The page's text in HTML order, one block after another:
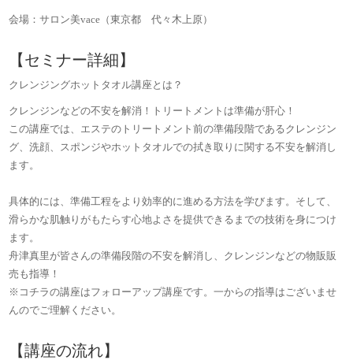
会場：サロン美vace（東京都 代々木上原）
【セミナー詳細】
クレンジングホットタオル講座とは？
クレンジンなどの不安を解消！トリートメントは準備が肝心！
この講座では、エステのトリートメント前の準備段階であるクレンジン
グ、洗顔、スポンジやホットタオルでの拭き取りに関する不安を解消し
ます。
具体的には、準備工程をより効率的に進める方法を学びます。そして、
滑らかな肌触りがもたらす心地よさを提供できるまでの技術を身につけ
ます。
舟津真里が皆さんの準備段階の不安を解消し、クレンジンなどの物販販
売も指導！
※コチラの講座はフォローアップ講座です。一からの指導はございませ
んのでご理解ください。
【講座の流れ】